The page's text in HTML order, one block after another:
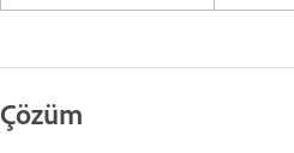
Çözüm